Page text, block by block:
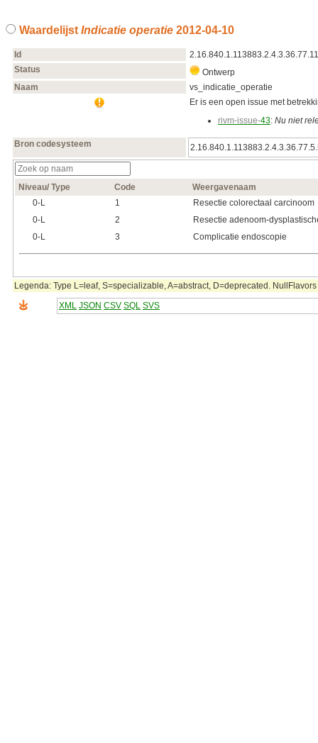
Waardelijst Indicatie operatie 2012‑04‑10
Id
Status
Ontwerp
Naam
vs_indicatie_operatie
Er is een open issue met
rivm-issue-43: Nu niet
Bron codesysteem
Niveau/ Type Code
Weergavenaam
0‑L
1
Resectie colorectaal carcinoom
0‑L
2
Resectie adenoom-
0‑L
3 Complicatie endoscopie
Legenda: Type L=leaf, S=specializable, A=abstract, D=deprecated.
XML JSON CSV SQL SVS